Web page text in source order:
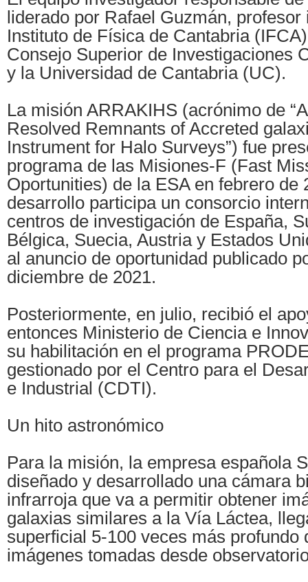
liderado por Rafael Guzmán,
Instituto de Física de Cantabria
Consejo Superior de Investigaciones
y la Universidad de Cantabria (UC).
La misión ARRAKIHS (acrónimo de
Resolved Remnants of Accreted
Instrument for Halo Surveys”) fue
programa de las Misiones-F (Fast
Oportunities) de la ESA en febrero de
desarrollo participa un consorcio
centros de investigación de España,
Bélgica, Suecia, Austria y Estados
al anuncio de oportunidad publicado
diciembre de 2021.
Posteriormente, en julio, recibió el
entonces Ministerio de Ciencia e
su habilitación en el programa
gestionado por el Centro para el
e Industrial (CDTI).
Un hito astronómico
Para la misión, la empresa española
diseñado y desarrollado una cámara
infrarroja que va a permitir obtener
galaxias similares a la Vía Láctea,
superficial 5-100 veces más profundo
imágenes tomadas desde